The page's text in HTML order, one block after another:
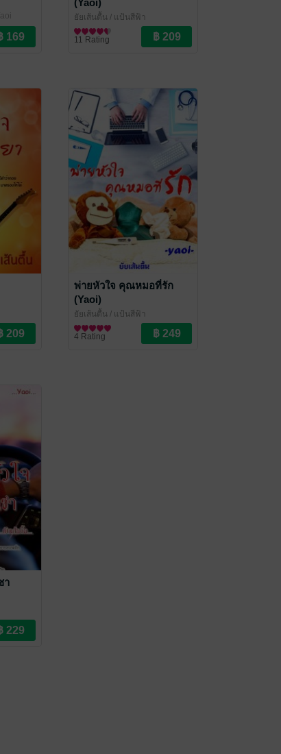
(Yaoi)
ยัยเส้นตื้น / แป้นสีฟ้า
นิยายวาย Boy Love / Yaoi
11 Rating
พ่ายหัวใจ คุณหมอที่รัก
(Yaoi)
ยัยเส้นตื้น / แป้นสีฟ้า
นิยายวาย Boy Love / Yaoi
4 Rating
า